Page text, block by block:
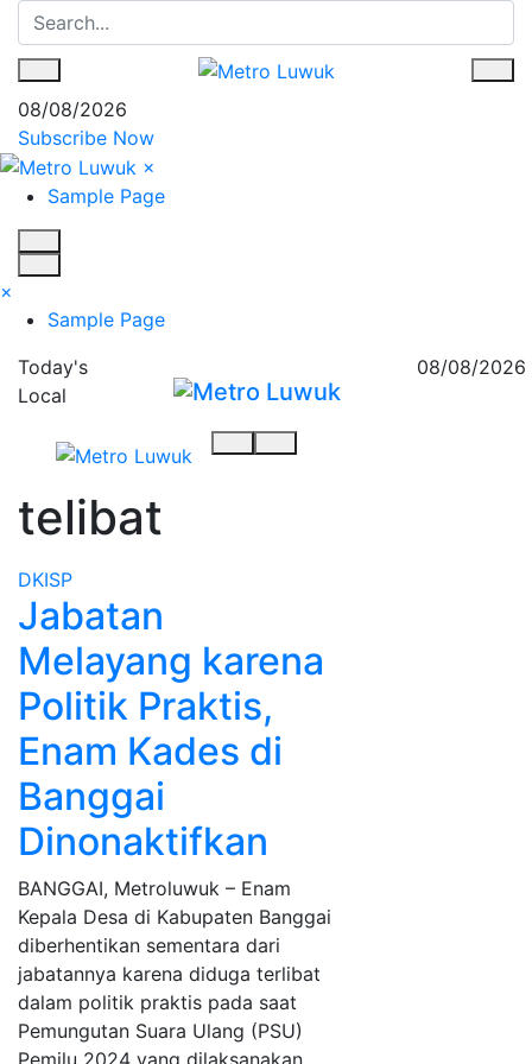
08/08/2026
Subscribe Now
×
Sample Page
×
Sample Page
Today's
Local
08/08/2026
telibat
DKISP
Jabatan
Melayang karena
Politik Praktis,
Enam Kades di
Banggai
Dinonaktifkan
BANGGAI, Metroluwuk – Enam
Kepala Desa di Kabupaten Banggai
diberhentikan sementara dari
jabatannya karena diduga terlibat
dalam politik praktis pada saat
Pemungutan Suara Ulang (PSU)